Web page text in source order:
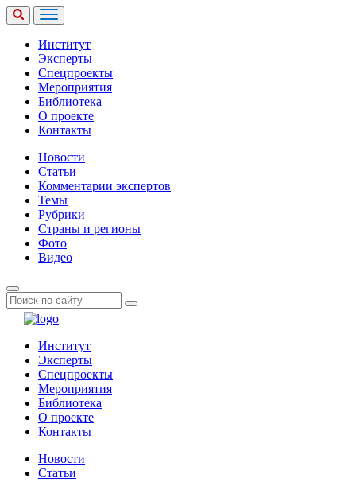
Институт
Эксперты
Спецпроекты
Мероприятия
Библиотека
О проекте
Контакты
Новости
Статьи
Комментарии экспертов
Темы
Рубрики
Страны и регионы
Фото
Видео
Институт
Эксперты
Спецпроекты
Мероприятия
Библиотека
О проекте
Контакты
Новости
Статьи